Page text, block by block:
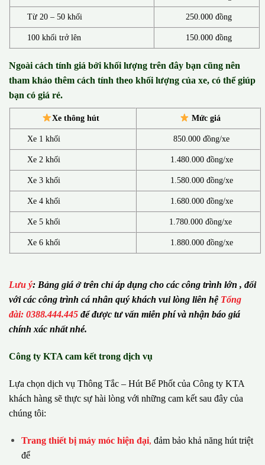
Từ 20 – 50 khối 250.000 đồng
100 khối trở lên 150.000 đồng
Ngoài cách tính giá bởi khối lượng trên đây bạn cũng nên
tham khảo thêm cách tính theo khối lượng của xe, có thể giúp
bạn có giá rẻ.
Xe thông hút Mức giá
Xe 1 khối 850.000 đồng/xe
Xe 2 khối 1.480.000 đồng/xe
Xe 3 khối 1.580.000 đồng/xe
Xe 4 khối 1.680.000 đồng/xe
Xe 5 khối 1.780.000 đồng/xe
Xe 6 khối 1.880.000 đồng/xe
Lưu ý: Bảng giá ở trên chỉ áp dụng cho các công trình lớn , đối
với các công trình cá nhân quý khách vui lòng liên hệ Tổng
đài: 0388.444.445 để được tư vấn miễn phí và nhận báo giá
chính xác nhất nhé.
Công ty KTA cam kết trong dịch vụ
Lựa chọn dịch vụ Thông Tắc – Hút Bể Phốt của Công ty KTA
khách hàng sẽ thực sự hài lòng với những cam kết sau đây của
chúng tôi:
Trang thiết bị máy móc hiện đại, đảm bảo khả năng hút triệt
để